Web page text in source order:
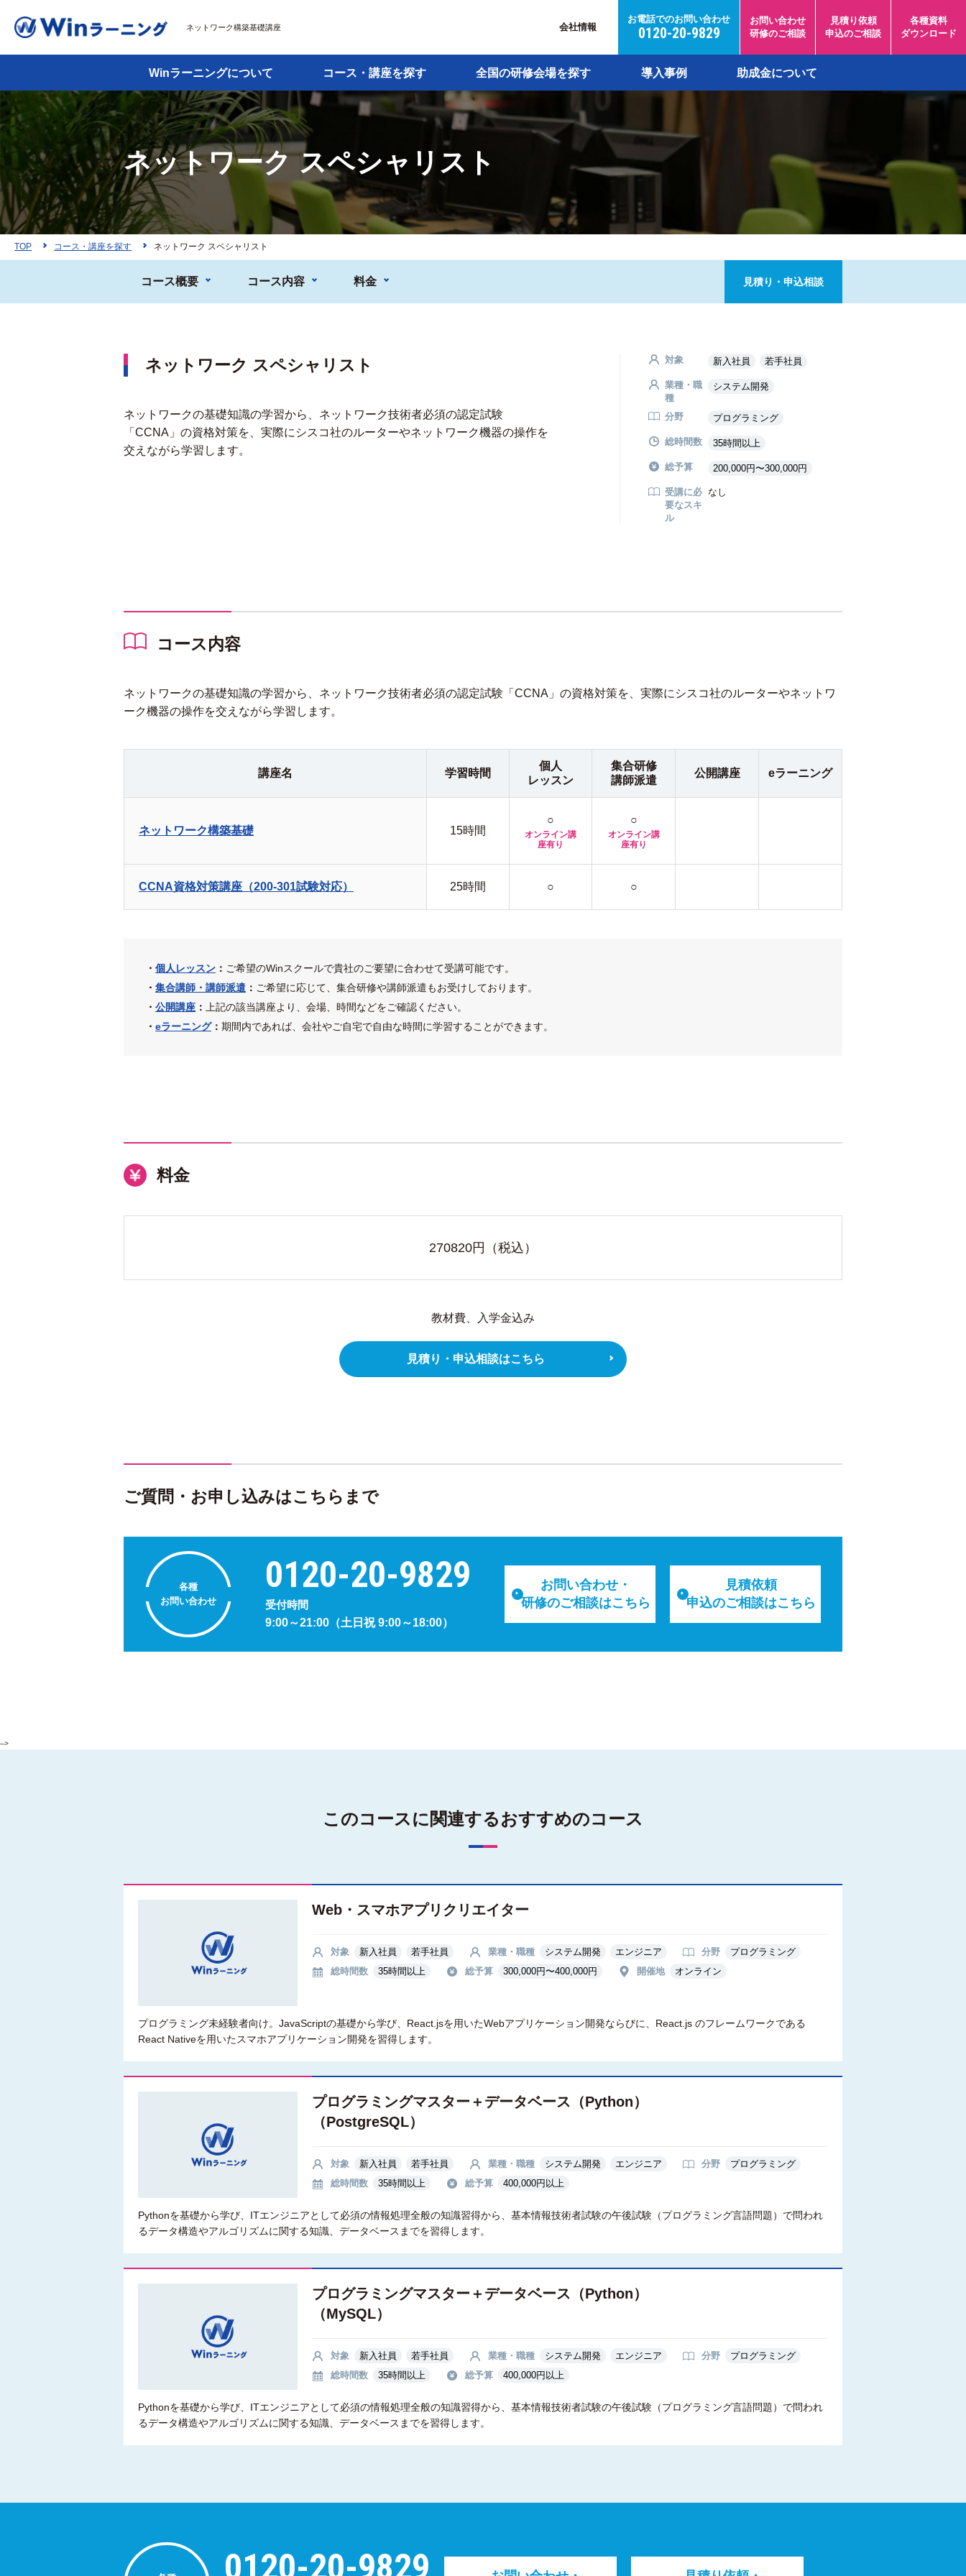
ネットワーク構築基礎講座 会社情報
お電話でのお問い合わせ
0120-20-9829
お問い合わせ
研修のご相談
見積り依頼
申込のご相談
各種資料
ダウンロード
Winラーニングについて コース・講座を探す 全国の研修会場を探す 導入事例 助成金について
ネットワーク スペシャリスト
TOP コース・講座を探す ネットワーク スペシャリスト
コース概要 コース内容 料金 見積り・申込相談
ネットワーク スペシャリスト
ネットワークの基礎知識の学習から、ネットワーク技術者必須の認定試験
「CCNA」の資格対策を、実際にシスコ社のルーターやネットワーク機器の操作を
交えながら学習します。
対象 新入社員 若手社員
業種・職
種
システム開発
分野 プログラミング
総時間数 35時間以上
総予算 200,000円〜300,000円
受講に必
要なスキ
ル
なし
コース内容
ネットワークの基礎知識の学習から、ネットワーク技術者必須の認定試験「CCNA」の資格対策を、実際にシスコ社のルーターやネットワ
ーク機器の操作を交えながら学習します。
講座名 学習時間
個人
レッスン
集合研修
講師派遣
公開講座 eラーニング
ネットワーク構築基礎 15時間
○
オンライン講
座有り
○
オンライン講
座有り
CCNA資格対策講座（200-301試験対応） 25時間 ○ ○
・ 個人レッスン ： ご希望のWinスクールで貴社のご要望に合わせて受講可能です。
・ 集合講師・講師派遣 ： ご希望に応じて、集合研修や講師派遣もお受けしております。
・ 公開講座 ：
上記の該当講座より、会場、時間などをご確認ください。
・ eラーニング： 期間内であれば、会社やご自宅で自由な時間に学習することができます。
料金
270820円（税込）
教材費、入学金込み
見積り・申込相談はこちら
ご質問・お申し込みはこちらまで
各種
お問い合わせ
0120-20-9829
受付時間
9:00～21:00 （土日祝 9:00～18:00）
お問い合わせ・
研修のご相談はこちら
見積依頼
申込のご相談はこちら
-->
このコースに関連するおすすめのコース
Web・スマホアプリクリエイター
対象 新入社員 若手社員 業種・職種 システム開発 エンジニア 分野
プログラミング
総時間数
35時間以上 総予算 300,000円〜400,000円 開催地 オンライン
プログラミング未経験者向け。JavaScriptの基礎から学び、React.jsを用いたWebアプリケーション開発ならびに、React.js のフレームワークである
React Nativeを用いたスマホアプリケーション開発を習得します。
プログラミングマスター＋データベース（Python）
（PostgreSQL）
対象 新入社員 若手社員 業種・職種 システム開発 エンジニア 分野
プログラミング
総時間数
35時間以上 総予算 400,000円以上
Pythonを基礎から学び、ITエンジニアとして必須の情報処理全般の知識習得から、基本情報技術者試験の午後試験（プログラミング言語問題）で問われ
るデータ構造やアルゴリズムに関する知識、データベースまでを習得します。
プログラミングマスター＋データベース（Python）
（MySQL）
対象 新入社員 若手社員 業種・職種 システム開発 エンジニア 分野
プログラミング
総時間数
35時間以上 総予算 400,000円以上
Pythonを基礎から学び、ITエンジニアとして必須の情報処理全般の知識習得から、基本情報技術者試験の午後試験（プログラミング言語問題）で問われ
るデータ構造やアルゴリズムに関する知識、データベースまでを習得します。
0120-20-9829